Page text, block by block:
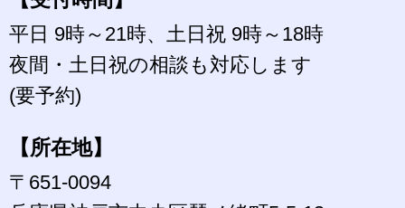
平日 9時～21時、土日祝 9時～18時
夜間・土日祝の相談も対応します
(要予約)
【所在地】
〒651-0094